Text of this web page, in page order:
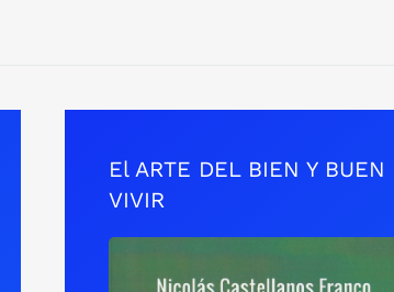
El ARTE DEL BIEN Y BUEN
VIVIR